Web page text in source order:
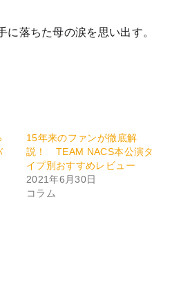
に落ちた母の涙を思い出す。
15年来のファンが徹底解
説！ TEAM NACS本公演タ
イプ別おすすめレビュー
2021年6月30日
コラム